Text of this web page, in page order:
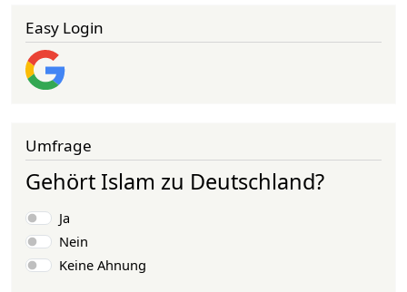
Easy Login
Umfrage
Gehört Islam zu Deutschland?
Auswahlmöglichkeiten
Ja
Nein
Keine Ahnung